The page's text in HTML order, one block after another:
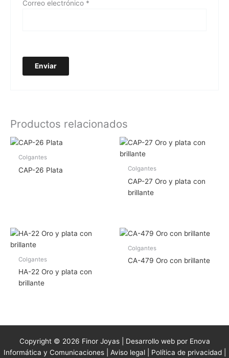
Correo electrónico *
Productos relacionados
Colgantes
CAP-26 Plata Colgantes
CAP-27 Oro y plata con
brillante
Colgantes
HA-22 Oro y plata con
brillante
Colgantes
CA-479 Oro con brillante
Copyright © 2026 Finor Joyas | Desarrollo web por Enova
Informática y Comunicaciones | Aviso legal| Política de privacidad|